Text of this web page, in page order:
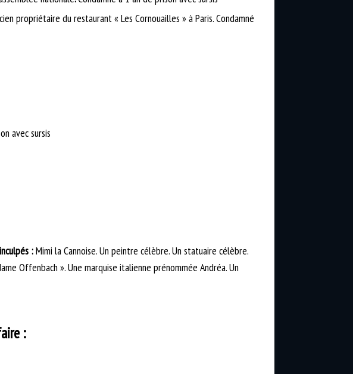
propriétaire du restaurant « Les Cornouailles » à Paris. Condamné
avec sursis
:Mimi la Cannoise. Un peintre célèbre. Un statuaire célèbre.
Offenbach ». Une marquise italienne prénommée Andréa. Un
: